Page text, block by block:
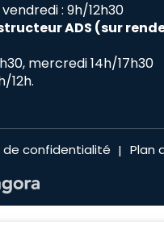
: 9h/12h30
ADS (sur
mercredi 14h/17h30
12h.
de confidentialité Plan